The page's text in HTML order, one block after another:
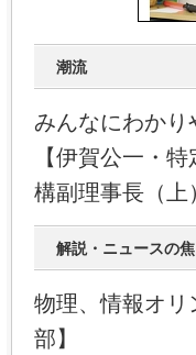
潮流
みんなにわかり
【伊賀公一・
構副理事長（上
解説・ニュースの
物理、情報オリ
部】